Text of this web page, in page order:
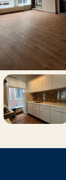
Nee
Nee
Nee